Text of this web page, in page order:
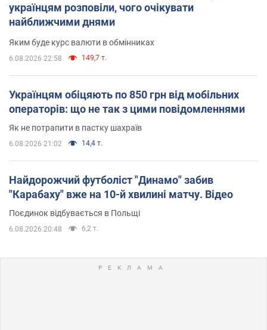
українцям розповіли, чого очікувати
найближчими днями
Яким буде курс валюти в обмінниках
6.08.2026 22:58 149,7 т.
Українцям обіцяють по 850 грн від мобільних
операторів: що не так з цими повідомленнями
Як не потрапити в пастку шахраїв
6.08.2026 21:02 14,4 т.
Найдорожчий футболіст "Динамо" забив
"Карабаху" вже на 10-й хвилині матчу. Відео
Поєдинок відбувається в Польщі
6.08.2026 20:48 6,2 т.